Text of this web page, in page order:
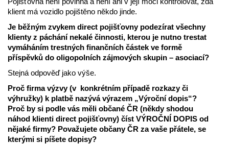
klient má vozidlo pojištěno někdo jinde.
Je běžným zvykem direct pojišťovny podezírat všechny
klienty z páchání nekalé činnosti, kterou je nutno trestat
vymáháním trestných finančních částek ve formě
příspěvků do oligopolních zájmových skupin – asociací?
Stejná odpověď jako výše.
Proč firma výzvy (v konkrétním případě rozkazy či
výhružky) k platbě nazývá výrazem „Výroční dopis“?
Proč by si podle vás měli občané ČR (někdy shodou
náhod klienti direct pojišťovny) číst VÝROČNÍ DOPIS od
nějaké firmy? Považujete občany ČR za vaše přátele, se
kterými si píšete dopisy?